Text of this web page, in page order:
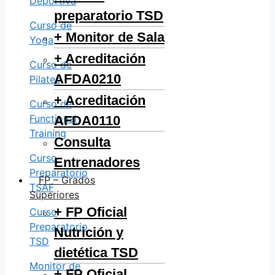
Curso de
Yoga
Curso de
Pilates
Curso de
Functional
Training
Curso
Preparatorio
TSAF
Curso
Preparatorio
TSD
Monitor de
preparatorio TSD
+ Monitor de Sala
+Acreditación
AFDA0210
+Acreditación
AFDA0110
Consulta
Entrenadores
FP – Grados
Superiores
+ FP Oficial
Nutrición y
dietética TSD